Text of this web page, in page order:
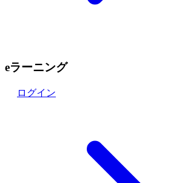
eラーニング
ログイン